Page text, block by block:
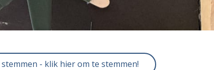
stemmen - klik hier om te stemmen!